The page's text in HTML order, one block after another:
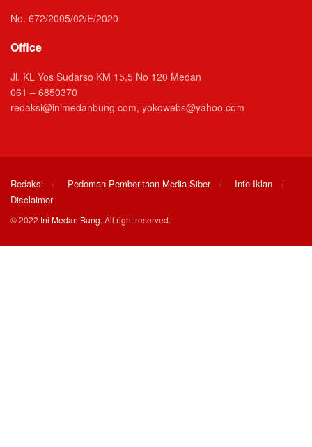
No. 672/2005/02/E/2020
Office
Jl. KL Yos Sudarso KM 15,5 No 120 Medan
061 – 6850370
redaksi@inimedanbung.com, yokowebs@yahoo.com
Redaksi Pedoman Pemberitaan Media Siber
Info Iklan
Disclaimer
© 2022 Ini Medan Bung. All right reserved.